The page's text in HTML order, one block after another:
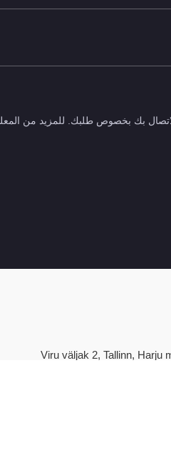
بك بخصوص طلبك. للمزيد من
Viru väljak 2, Tallinn, Harju